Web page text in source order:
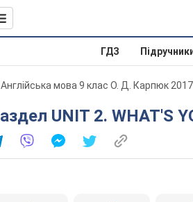
ГДЗ
Англійська мова 9 клас О. Д. Карпюк 2017
Раздел UNIT 2. WHAT'S